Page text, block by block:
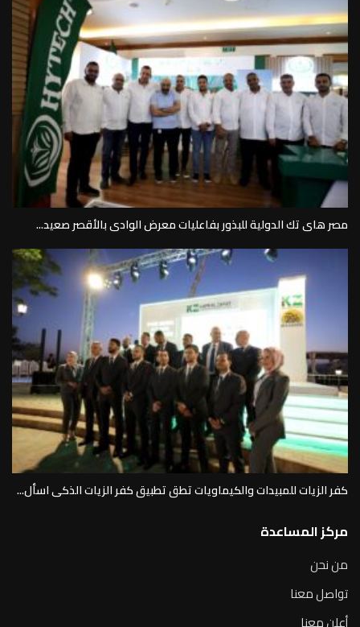
مصر هاى تك الدولية للبذور بفاعليات معرض الوادى بالأقصر صعيد...
كفر الزيات للمبيدات والكيماويات تطق تطبيق كفر الزيات الذكى اسأل...
مركز المساعدة
من نحن
تواصل معنا